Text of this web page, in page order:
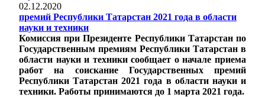
02.12.2020
премий Республики Татарстан 2021 года в области
науки и техники
Комиссия при Президенте Республики Татарстан по
Государственным премиям Республики Татарстан в
области науки и техники сообщает о начале приема
работ на соискание Государственных премий
Республики Татарстан 2021 года в области науки и
техники. Работы принимаются до 1 марта 2021 года.